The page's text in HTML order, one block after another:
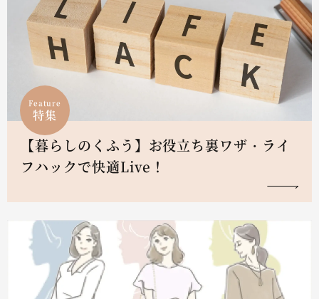
Feature
特集
【暮らしのくふう】お役立ち裏ワザ・ライ
フハックで快適Live！